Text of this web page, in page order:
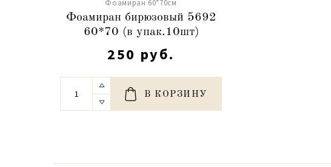
Фоамиран 60*70см
Фоамиран бирюзовый 5692
60*70 (в упак.10шт)
250 руб.
В КОРЗИНУ